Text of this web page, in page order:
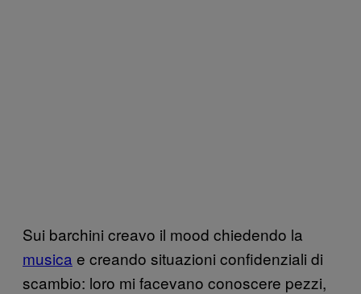
Sui barchini creavo il mood chiedendo la
musica e creando situazioni confidenziali di
scambio: loro mi facevano conoscere pezzi,